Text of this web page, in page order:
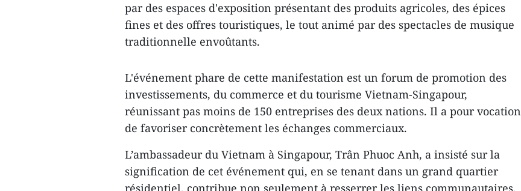
par des espaces d'exposition présentant des produits agricoles, des épices
fines et des offres touristiques, le tout animé par des spectacles de musique
traditionnelle envoûtants.
L'événement phare de cette manifestation est un forum de promotion des
investissements, du commerce et du tourisme Vietnam-Singapour,
réunissant pas moins de 150 entreprises des deux nations. Il a pour vocation
de favoriser concrètement les échanges commerciaux.
L’ambassadeur du Vietnam à Singapour, Trân Phuoc Anh, a insisté sur la
signification de cet événement qui, en se tenant dans un grand quartier
résidentiel, contribue non seulement à resserrer les liens communautaires,